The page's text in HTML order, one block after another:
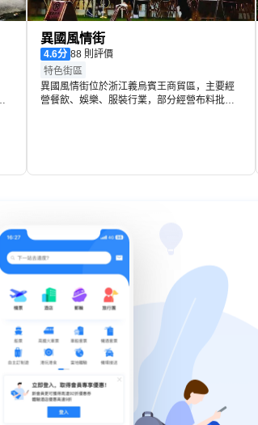
異國風情街
4.6分
88 則評價
特色街區
異國風情街位於浙江義烏賓王商貿區，主要經
營餐飲、娛樂、服裝行業，部分經營布料批發